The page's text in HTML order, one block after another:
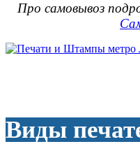
Про самовывоз
Виды